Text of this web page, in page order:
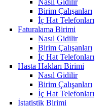
Birim Çalışanları
İç Hat Telefonları
Faturalama Birimi
Nasıl Gidilir
Birim Çalışanları
İç Hat Telefonları
Hasta Hakları Birimi
Nasıl Gidilir
Birim Çalışanları
İç Hat Telefonları
İstatistik Birimi